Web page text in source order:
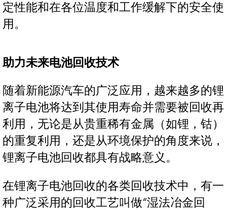
定性能和在各位温度和工作缓解下的安全使
用。
助力未来电池回收技术
随着新能源汽车的广泛应用，越来越多的锂
离子电池将达到其使用寿命并需要被回收再
利用，无论是从贵重稀有金属（如锂，钴）
的重复利用，还是从环境保护的角度来说，
锂离子电池回收都具有战略意义。
在锂离子电池回收的各类回收技术中，有一
种广泛采用的回收工艺叫做“湿法冶金回